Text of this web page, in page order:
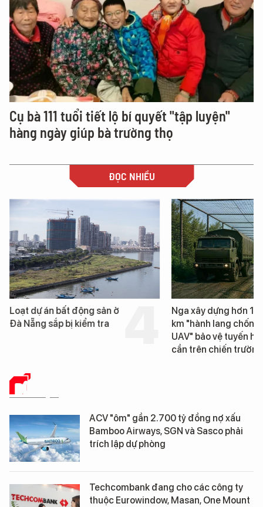
Cụ bà 111 tuổi tiết lộ bí quyết "tập luyện"
hàng ngày giúp bà trường thọ
ĐỌC NHIỀU
Loạt dự án bất động sản ở
Đà Nẵng sắp bị kiểm tra
Nga xây dựng hơn
km "hành lang chống
UAV" bảo vệ tuyến
cần trên chiến trường
DỮ LIỆU
ACV "ôm" gần 2.700 tỷ đồng nợ xấu
Bamboo Airways, SGN và Sasco phải
trích lập dự phòng
Techcombank đang cho các công ty
thuộc Eurowindow, Masan, One Mount